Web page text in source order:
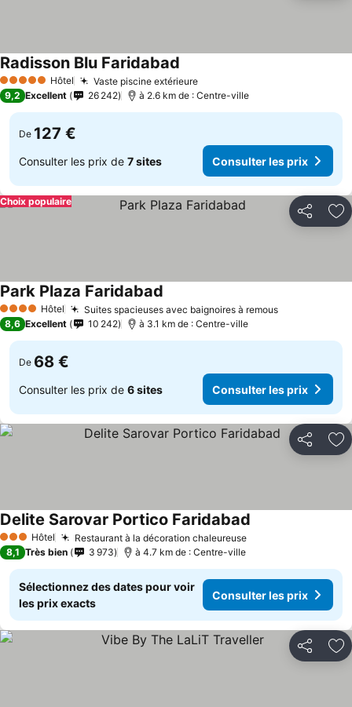
5 Étoiles Hôtel Vaste piscine extérieure
Radisson Blu Faridabad
9,2 Excellent 26 242 à 2.6 km de : Centre-ville
De 127 €
Consulter les prix de 7 sites Consulter les prix
Partager
Choix populaire
4 Étoiles Hôtel Suites spacieuses avec baignoires à remous
Park Plaza Faridabad
8,6 Excellent 10 242 à 3.1 km de : Centre-ville
De 68 €
Consulter les prix de 6 sites Consulter les prix
Partager
3 ÉtoilesHôtel Restaurant à la décoration chaleureuse
Delite Sarovar Portico Faridabad
8,1 Très bien 3 973 à 4.7 km de : Centre-ville
Sélectionnez des dates pour voir
les prix exacts
Consulter les prix
Partager